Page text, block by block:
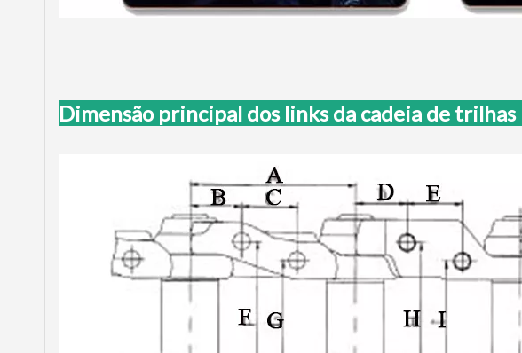
Dimensão principal dos links da cadeia de trilhas